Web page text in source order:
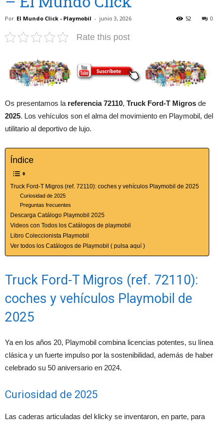
Por El Mundo Click - Playmobil - junio 3, 2026 0
52
Rate this post
Os presentamos la referencia 72110, Truck Ford-T Migros de
2025. Los vehículos son el alma del movimiento en Playmobil, del
utilitario al deportivo de lujo.
Índice
Truck Ford-T Migros (ref. 72110): coches y vehículos Playmobil de 2025
Curiosidad de 2025
Preguntas frecuentes
Descarga Catálogo Playmobil 2025
Videos con Todos los Catálogos de playmobil
Libro Coleccionista Playmobil
Ver todos los Catálogos de Playmobil ( pulsa aquí )
Truck Ford-T Migros (ref. 72110):
coches y vehículos Playmobil de
2025
Ya en los años 20, Playmobil combina licencias potentes, su línea
clásica y un fuerte impulso por la sostenibilidad, además de haber
celebrado su 50 aniversario en 2024.
Curiosidad de 2025
Las caderas articuladas del klicky se inventaron, en parte, para